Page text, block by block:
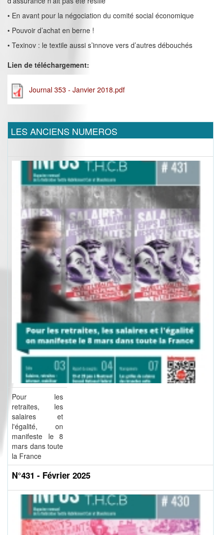
• En avant pour la négociation du comité social économique
• Pouvoir d’achat en berne !
• Texinov : le textile aussi s’innove vers d’autres débouchés
Lien de téléchargement:
Journal 353 - Janvier 2018.pdf
LES ANCIENS NUMEROS
Pour les
retraites, les
salaires et
l'égalité, on
manifeste le 8
mars dans toute
la France
N°431 - Février 2025